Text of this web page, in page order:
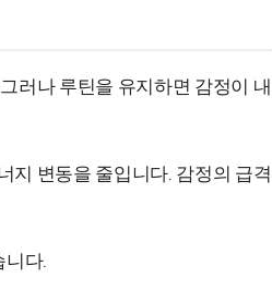
러나 루틴을 유지하면 감정이 내
지 변동을 줄입니다. 감정의 급격
니다.